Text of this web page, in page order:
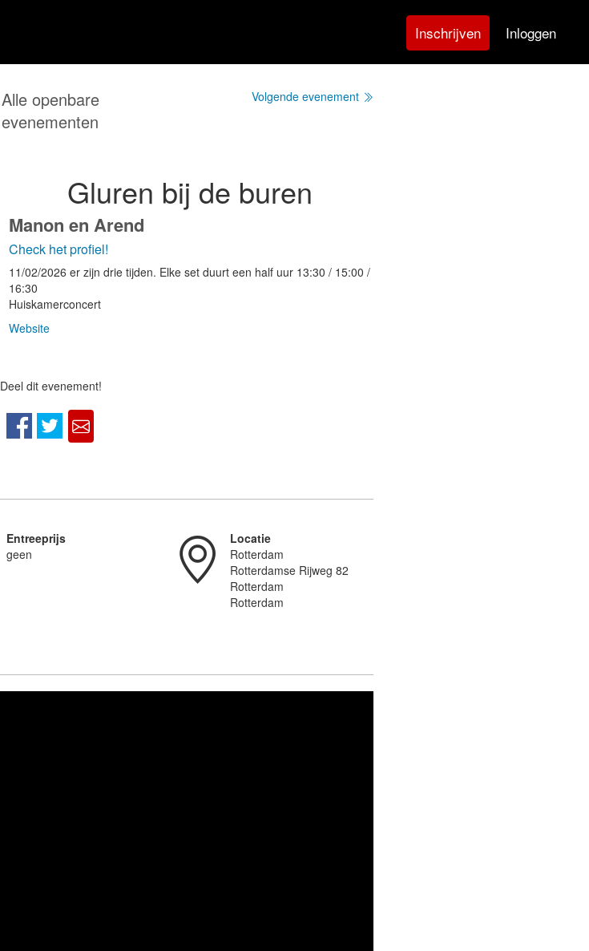
Inschrijven Inloggen
Alle openbare
evenementen
Volgende evenement
Gluren bij de buren
Manon en Arend
Check het profiel!
11/02/2026 er zijn drie tijden. Elke set duurt een half uur 13:30 / 15:00 /
16:30
Huiskamerconcert
Website
Deel dit evenement!
Entreeprijs
geen
Locatie
Rotterdam
Rotterdamse Rijweg 82
Rotterdam
Rotterdam